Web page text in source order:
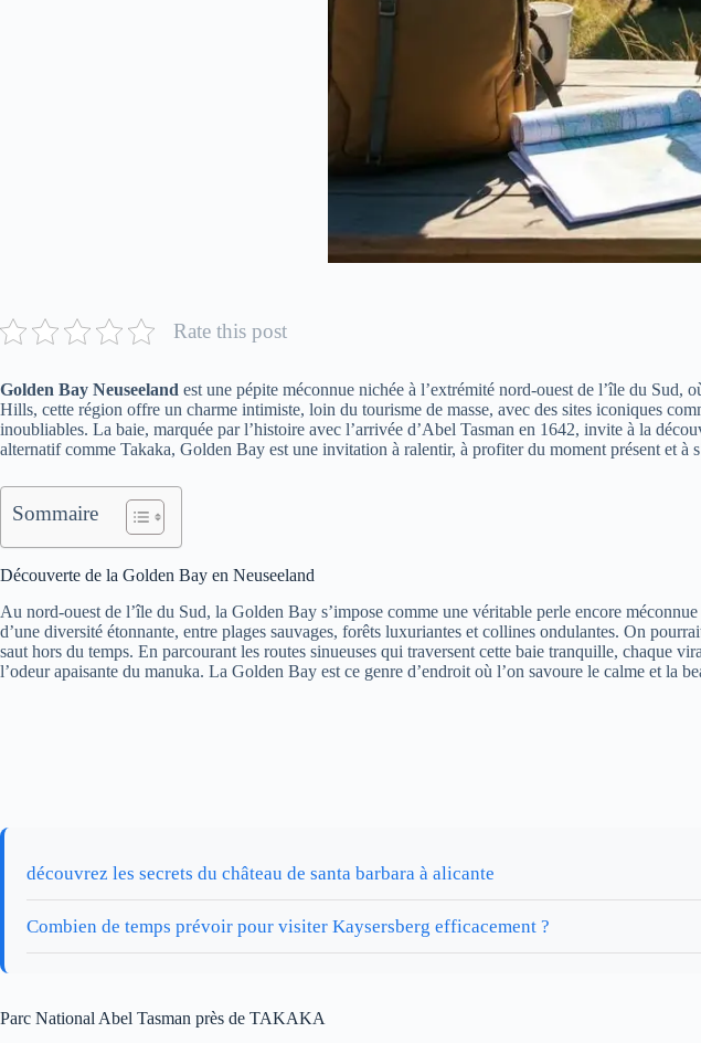
Rate this post
Golden Bay Neuseeland est une pépite méconnue nichée à l’extrémité nord-ouest de l’île du Sud,
Hills, cette région offre un charme intimiste, loin du tourisme de masse, avec des sites iconiques
inoubliables. La baie, marquée par l’histoire avec l’arrivée d’Abel Tasman en 1642, invite à la
alternatif comme Takaka, Golden Bay est une invitation à ralentir, à profiter du moment présent et à
Sommaire
Découverte de la Golden Bay en Neuseeland
Au nord-ouest de l’île du Sud, la Golden Bay s’impose comme une véritable perle encore
d’une diversité étonnante, entre plages sauvages, forêts luxuriantes et collines ondulantes. On
saut hors du temps. En parcourant les routes sinueuses qui traversent cette baie tranquille, chaque
l’odeur apaisante du manuka. La Golden Bay est ce genre d’endroit où l’on savoure le calme et la
découvrez les secrets du château de santa barbara à alicante
Combien de temps prévoir pour visiter Kaysersberg efficacement ?
Parc National Abel Tasman près de TAKAKA